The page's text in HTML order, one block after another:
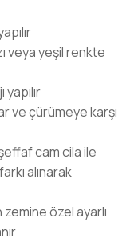
veya yeşil renkte
ve çürümeye karşı
cam cila ile
alınarak
özel ayarlı